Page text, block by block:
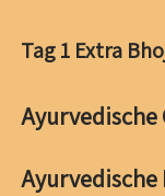
Tag 1 Extra
Ayurvedische